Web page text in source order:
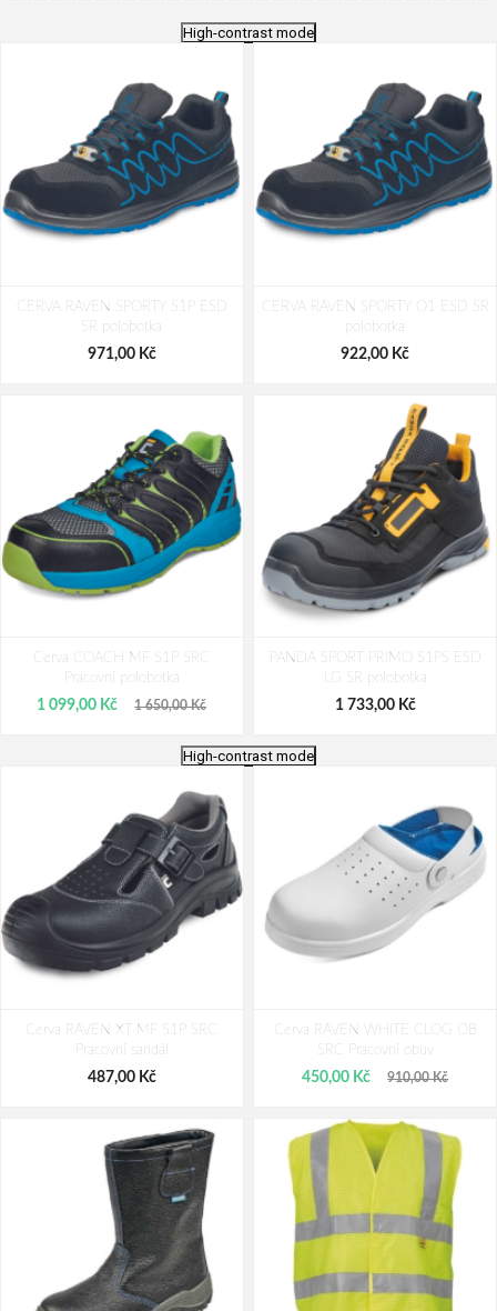
High-contrast mode
CERVA RAVEN SPORTY S1P ESD
SR polobotka
971,00 Kč
CERVA RAVEN SPORTY O1 ESD SR
polobotka
922,00 Kč
Cerva COACH MF S1P SRC
Pracovní polobotka
1 099,00 Kč 1 650,00 Kč
PANDA SPORT PRIMO S1PS ESD
LG SR polobotka
1 733,00 Kč
Pracovní polobotka
1 390,00 Kč 1 806,00 Kč
polobotka zelená
989,00 Kč
High-contrast mode
Cerva RAVEN XT MF S1P SRC
Pracovní sandál
487,00 Kč
Cerva RAVEN WHITE CLOG OB
SRC Pracovní obuv
450,00 Kč 910,00 Kč